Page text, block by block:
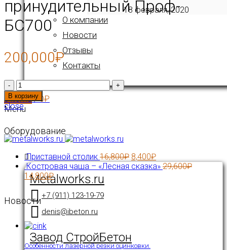
18 февраля, 2020
О компании
Новости
Отзывы
Контакты
0items / 0₽
Menu
Metalworks.ru
+7 (911) 123-19-79
denis@ibeton.ru
Завод СтройБетон
принудительный Проф-
БС700
200,000₽
Количество
В корзину
close
Оборудование
Приставной столик 16,800₽ 8,400₽
Костровая чаша – «Лесная сказка» 29,600₽
14,800₽
Новости
Особенности лазерной резки оцинковки.